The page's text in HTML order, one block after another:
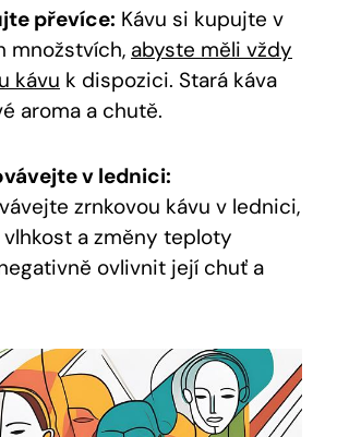
převíce: Kávu si kupujte v
množstvích, abyste měli vždy
kávu k dispozici. Stará káva
aroma a chutě.
v lednici:
zrnkovou kávu v lednici,
a změny teploty
ovlivnit její chuť a